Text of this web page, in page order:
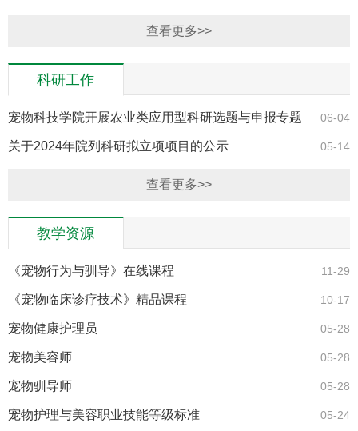
查看更多>>
科研工作
06-04
宠物科技学院开展农业类应用型科研选题与申报专题
培训讲座 05-14
关于2024年院列科研拟立项项目的公示
查看更多>>
教学资源
11-29
《宠物行为与驯导》在线课程
10-17
《宠物临床诊疗技术》精品课程
05-28
宠物健康护理员
05-28
宠物美容师
05-28
宠物驯导师
05-24
宠物护理与美容职业技能等级标准